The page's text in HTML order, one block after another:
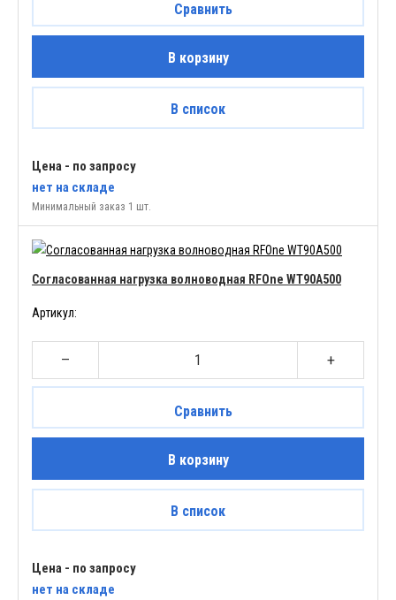
Минимальный заказ 1 шт.
Сравнить
В корзину
В список
Цена - по запросу
нет на складе
Согласованная нагрузка волноводная RFOne WT90A500
Артикул:
– +
Сравнить
В корзину
В список
Цена - по запросу
нет на складе